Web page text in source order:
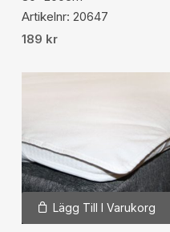
Artikelnr: 20647
189 kr
Lägg Till I Varukorg